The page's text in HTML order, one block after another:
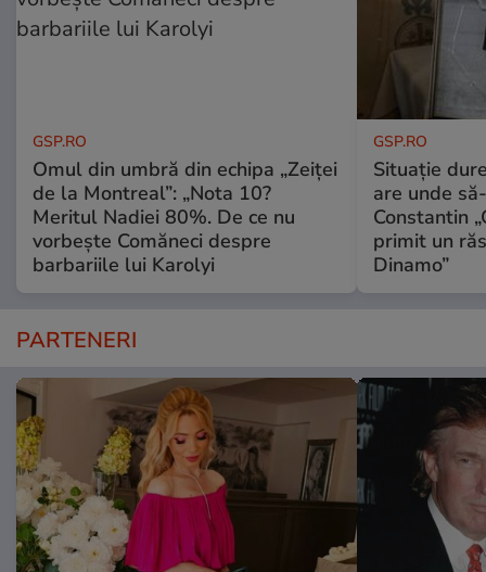
GSP.RO
Omul din umbră din echipa „Zeiței
de la Montreal”: „Nota 10?
Meritul Nadiei 80%. De ce nu
vorbește Comăneci despre
barbariile lui Karolyi
GSP.RO
Situație
are unde
Constantin
primit un
Dinamo”
PARTENERI